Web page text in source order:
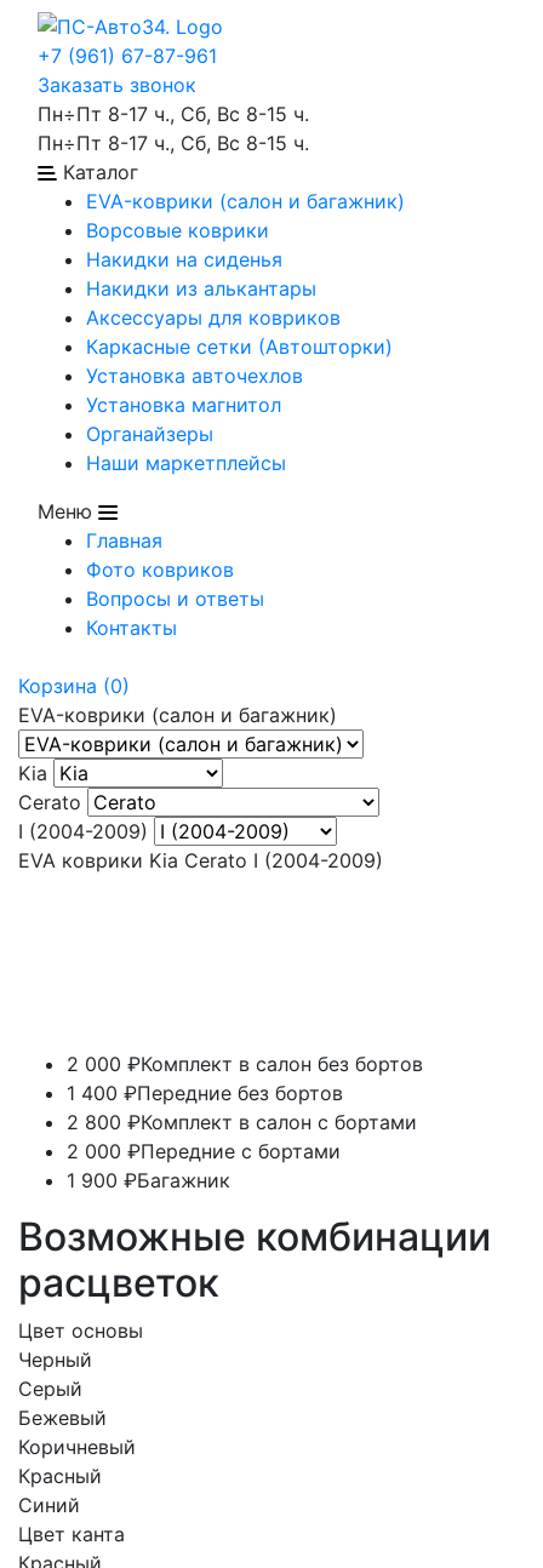
+7 (961) 67-87-961
Заказать звонок
Пн÷Пт 8-17 ч., Сб, Вс 8-15 ч.
Пн÷Пт 8-17 ч., Сб, Вс 8-15 ч.
Каталог
EVA-коврики (салон и багажник)
Ворсовые коврики
Накидки на сиденья
Накидки из алькантары
Аксессуары для ковриков
Каркасные сетки (Автошторки)
Установка авточехлов
Установка магнитол
Органайзеры
Наши маркетплейсы
Меню
Главная
Фото ковриков
Вопросы и ответы
Контакты
Корзина (0)
EVA-коврики (салон и багажник)
Kia
Сerato
I (2004-2009)
EVA коврики Kia Сerato I (2004-2009)
2 000 ₽Комплект в салон без бортов
1 400 ₽Передние без бортов
2 800 ₽Комплект в салон с бортами
2 000 ₽Передние с бортами
1 900 ₽Багажник
Возможные комбинации
расцветок
Цвет основы
Черный
Серый
Бежевый
Коричневый
Красный
Синий
Цвет канта
Красный